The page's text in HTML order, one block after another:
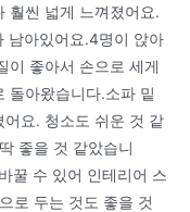
훨씬 넓게 느껴졌어요.
남아있어요.4명이 앉아
이 좋아서 손으로 세게
돌아왔습니다.소파 밑
요. 청소도 쉬운 것 같
좋을 것 같았습니
꿀 수 있어 인테리어 스
로 두는 것도 좋을 것